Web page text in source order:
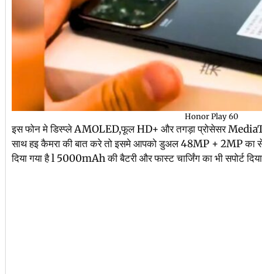
Honor Play 60
इस फोन मे डिस्प्ले AMOLED,फूल HD+ और तगड़ा प्रोसेसर
साथ हइ कैमरा की बात करे तो इसमे आपको डुअल 48MP + 2MP का
दिया गया है l 5000mAh की बैटरी और फास्ट चार्जिंग का भी सपोर्ट